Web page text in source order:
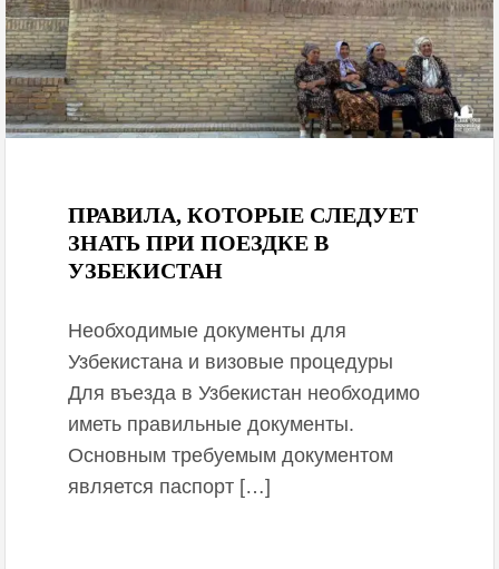
ПРАВИЛА, КОТОРЫЕ СЛЕДУЕТ
ЗНАТЬ ПРИ ПОЕЗДКЕ В
УЗБЕКИСТАН
Необходимые документы для
Узбекистана и визовые процедуры
Для въезда в Узбекистан необходимо
иметь правильные документы.
Основным требуемым документом
является паспорт […]